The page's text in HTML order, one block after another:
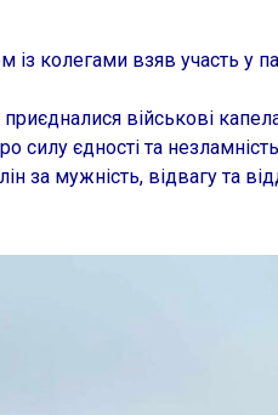
із колегами взяв участь у
військові
силу єдності та
за мужність, відвагу та